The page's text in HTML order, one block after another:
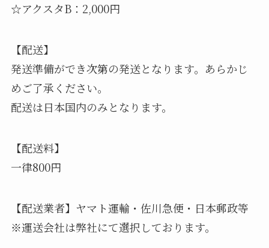
☆アクスタB：2,000円
【配送】
発送準備ができ次第の発送となります。あらかじ
めご了承ください。
配送は日本国内のみとなります。
【配送料】
一律800円
【配送業者】ヤマト運輸・佐川急便・日本郵政等
※運送会社は弊社にて選択しております。